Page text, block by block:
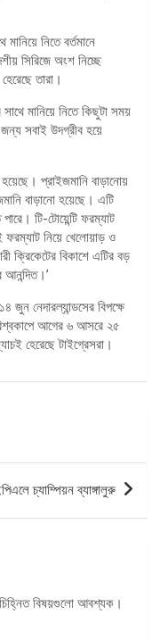
নিতে বর্তমানে
সিরিজে অংশ নিচ্ছে
তারা।
মানিয়ে নিতে কিছুটা সময়
সবাই উদগ্রীব হয়ে
প্রাইজমানি বাড়ানোয়
বাড়ানো হয়েছে। এটি
টি-টোয়েন্টি ফরম্যাট
নিয়ে খেলোয়াড় ও
ক্রিকেটের বিকাশে এটির বড়
জুন নেদারল্যান্ডসের বিপক্ষে
আগের ৬ আসরে ২৫
হেরেছে টাইগ্রেসরা।
চ্যাম্পিয়ন ব্যাঙ্গালুরু
চিহ্নিত বিষয়গুলো আবশ্যক।